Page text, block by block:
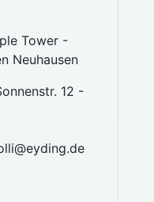
Tower -
Neuhausen
12 -